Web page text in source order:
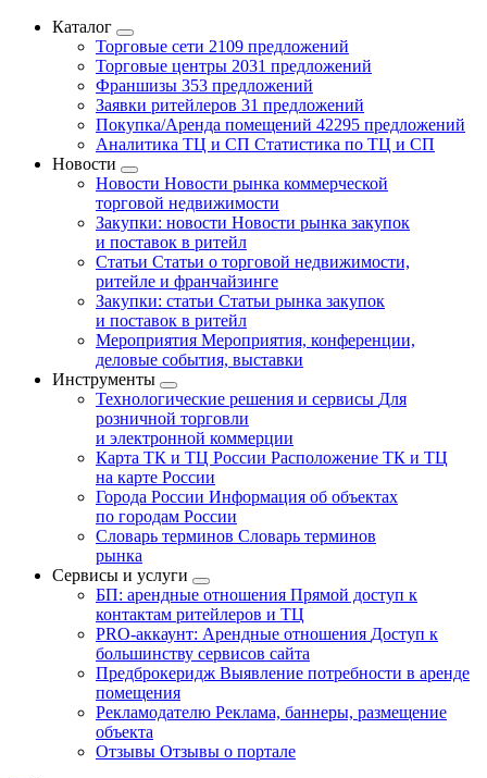
Каталог
Торговые сети 2109 предложений
Торговые центры 2031 предложений
Франшизы 353 предложений
Заявки ритейлеров 31 предложений
Покупка/Аренда помещений 42295 предложений
Аналитика ТЦ и СП Статистика по ТЦ и СП
Новости
Новости Новости рынка коммерческой
торговой недвижимости
Закупки: новости Новости рынка закупок
и поставок в ритейл
Статьи Статьи о торговой недвижимости,
ритейле и франчайзинге
Закупки: статьи Статьи рынка закупок
и поставок в ритейл
Мероприятия Мероприятия, конференции,
деловые события, выставки
Инструменты
Технологические решения и сервисы Для
розничной торговли
и электронной коммерции
Карта ТК и ТЦ России Расположение ТК и ТЦ
на карте России
Города России Информация об объектах
по городам России
Словарь терминов Словарь терминов
рынка
Сервисы и услуги
БП: арендные отношения Прямой доступ к
контактам ритейлеров и ТЦ
PRO-аккаунт: Арендные отношения Доступ к
большинству сервисов сайта
Предброкеридж Выявление потребности в аренде
помещения
Рекламодателю Реклама, баннеры, размещение
объекта
Отзывы Отзывы о портале